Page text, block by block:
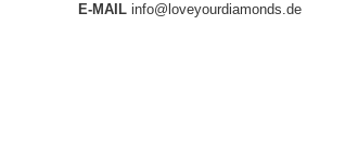
E-MAIL info@loveyourdiamonds.de